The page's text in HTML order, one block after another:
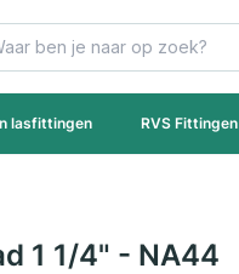
lasfittingen RVS Fittingen
1 1/4" - NA44